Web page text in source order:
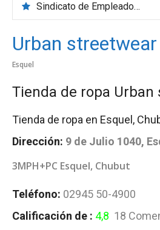
Sindicato de Empleados de Comercio
Urban streetwear
Esquel
Tienda de ropa Urban
Tienda de ropa en Esquel,
Dirección: 9 de Julio 1040,
3MPH+PC Esquel, Chubut
Teléfono: 02945 50-4900
Calificación de : 4,8 18